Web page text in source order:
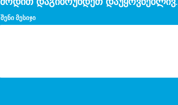
შენი მესიჯი